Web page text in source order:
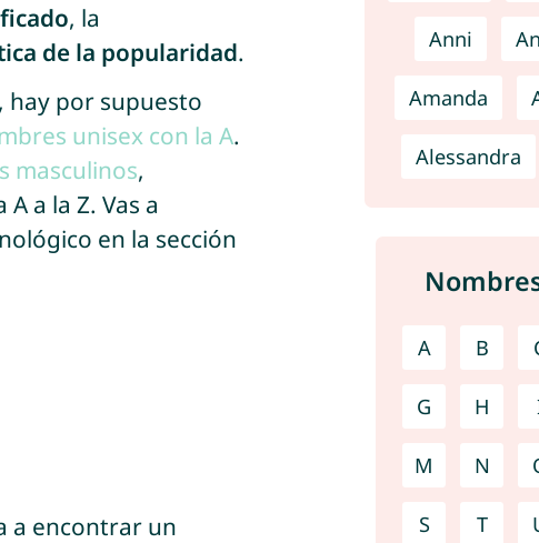
, la
de la popularidad.
hay por supuesto
unisex con la A.
masculinos,
a la Z. Vas a
en la sección
a encontrar un
Anni
Amanda
Alessandra
A B
G H
M N
S T